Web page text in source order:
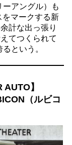
アングル）も
マークする新
計な出っ張り
てつくられて
という。
】
（ルビコ